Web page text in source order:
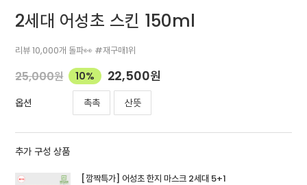
2세대 어성초 스킨 150ml
리뷰 10,000개 돌파👀 #재구매1위
25,000원 10% 22,500원
옵션 촉촉 산뜻
추가 구성 상품
[깜짝특가] 어성초 한지 마스크 2세대 5+1